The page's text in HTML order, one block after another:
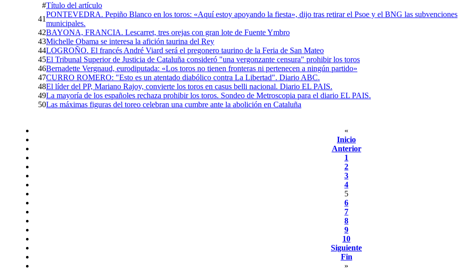
#Título del artículo
41
PONTEVEDRA. Pepiño Blanco en los toros: «Aquí estoy apoyando la fiesta», dijo tras retirar el Psoe y el BNG las subvenciones
municipales.
42BAYONA, FRANCIA. Lescarret, tres orejas con gran lote de Fuente Ymbro
43Michelle Obama se interesa la afición taurina del Rey
44LOGROÑO. El francés André Viard será el pregonero taurino de la Feria de San Mateo
45El Tribunal Superior de Justicia de Cataluña consideró "una vergonzante censura" prohibir los toros
46Bernadette Vergnaud, eurodiputada: «Los toros no tienen fronteras ni pertenecen a ningún partido»
47CURRO ROMERO: "Esto es un atentado diabólico contra La Libertad". Diario ABC.
48El líder del PP, Mariano Rajoy, convierte los toros en casus belli nacional. Diario EL PAIS.
49La mayoría de los españoles rechaza prohibir los toros. Sondeo de Metroscopia para el diario EL PAIS.
50Las máximas figuras del toreo celebran una cumbre ante la abolición en Cataluña
«
Inicio
Anterior
1
2
3
4
5
6
7
8
9
10
Siguiente
Fin
»